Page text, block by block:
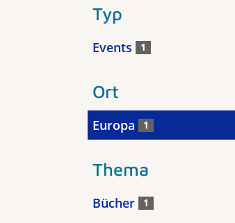
Typ
Events 1
Ort
Europa 1
Thema
Bücher 1